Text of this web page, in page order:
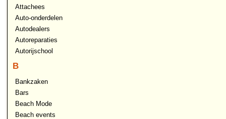
Attachees
Auto-onderdelen
Autodealers
Autoreparaties
Autorijschool
B
Bankzaken
Bars
Beach Mode
Beach events